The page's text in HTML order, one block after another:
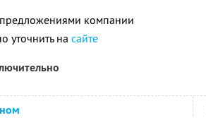
компании
уточнить на сайте